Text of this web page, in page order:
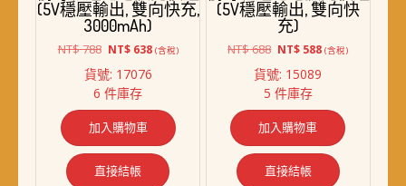
(5V穩壓輸出, 雙向快充,
3000mAh)
NT$788 原
價
格：
NT$ 788。
NT$638目
價
NT$ 638。
(含稅)
貨號: 17076
6 件庫存
加入購物車
直接結帳
(5V穩壓輸出, 雙向快
充)
NT$688 原
價
格：
NT$ 688。
NT$ 588目
NT$ 588。
(含稅)
貨號: 15089
5 件庫存
加入購物車
直接結帳